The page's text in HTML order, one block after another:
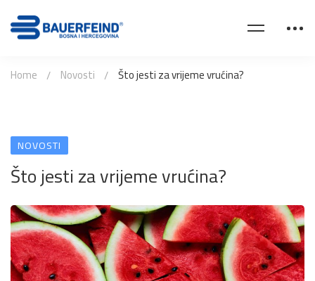
Home Novosti Što jesti za vrijeme vrućina?
NOVOSTI
Što jesti za vrijeme vrućina?